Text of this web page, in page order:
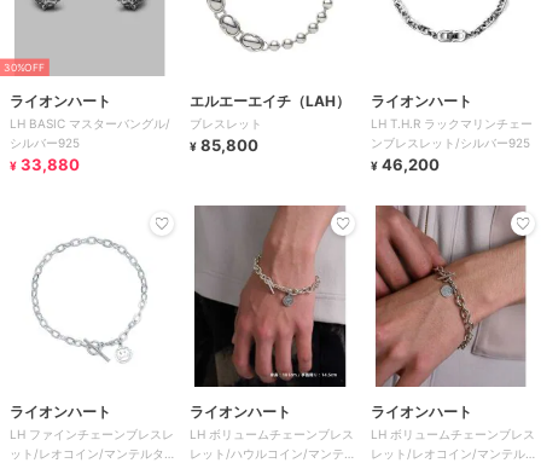
30%OFF
ライオンハート
LH BASIC マスターバングル/
シルバー925
¥ 33,880
エルエーエイチ（LAH）
ブレスレット
¥ 85,800
ライオンハート
LH T.H.R ラックマリンチェー
ンブレスレット/シルバー925
¥ 46,200
ライオンハート
LH ファインチェーンブレスレ
ット/レオコイン/マンテルタイ
ライオンハート
LH ボリュームチェーンブレス
レット/ハウルコイン/マンテル
ライオンハート
LH ボリュームチェーンブレス
レット/レオコイン/マンテルタ